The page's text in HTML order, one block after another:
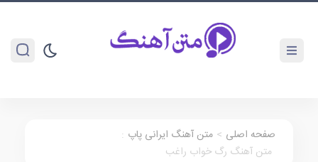
صفحه اصلی > متن آهنگ ایرانی پاپ :
متن آهنگ رگ خواب راغب